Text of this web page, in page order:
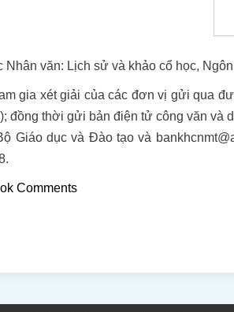
Nhân văn: Lịch sử và khảo cổ học,
gia xét giải của các đơn vị gửi qua
đồng thời gửi bản điện tử công văn và
Giáo dục và Đào tạo và
Comments